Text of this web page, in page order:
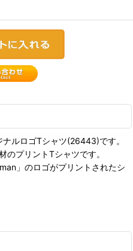
ルロゴTシャツ(26443)です。
のプリントTシャツです。
」のロゴがプリントされたシ